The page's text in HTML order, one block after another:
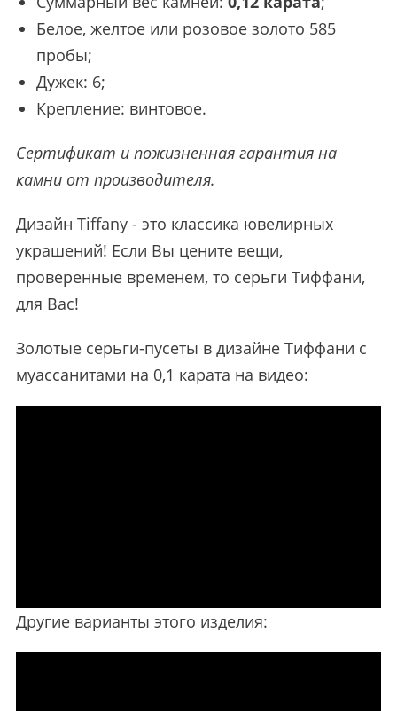
Белое, желтое или розовое золото 585
пробы;
Дужек: 6;
Крепление: винтовое.
Сертификат и пожизненная гарантия на
камни от производителя.
Дизайн Tiffany - это классика ювелирных
украшений! Если Вы цените вещи,
проверенные временем, то серьги Тиффани,
для Вас!
Золотые серьги-пусеты в дизайне Тиффани с
муассанитами на 0,1 карата на видео:
Другие варианты этого изделия: